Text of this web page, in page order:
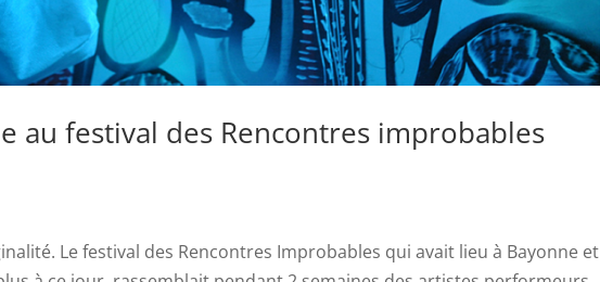
au festival des Rencontres improbables
Le festival des Rencontres Improbables qui avait lieu à Bayonne et